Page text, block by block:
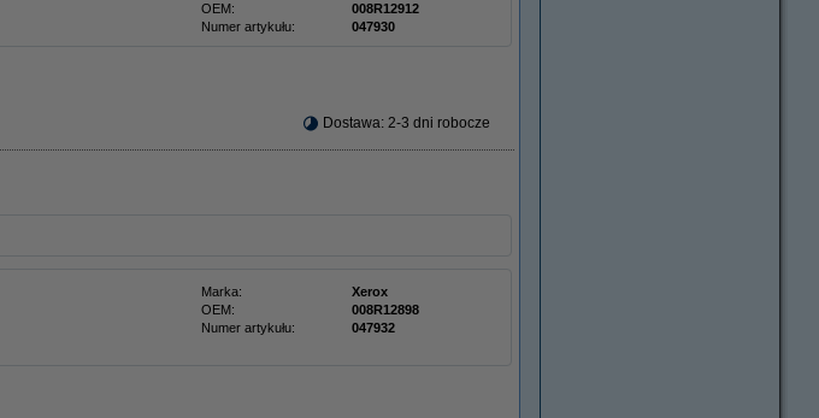
OEM:
008R12912
Numer artykułu: 047930
Dostawa: 2-3 dni robocze
Marka:
Xerox
OEM:
008R12898
Numer artykułu:
047932